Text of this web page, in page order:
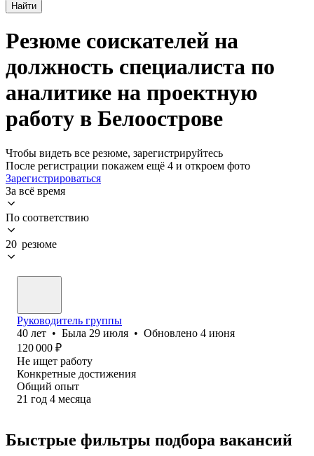
Найти
Резюме соискателей на
должность специалиста по
аналитике на проектную
работу в Белоострове
Чтобы видеть все резюме, зарегистрируйтесь
После регистрации покажем ещё 4 и откроем фото
Зарегистрироваться
За всё время
По соответствию
20 резюме
Руководитель группы
40 лет • Была 29 июля • Обновлено 4 июня
120 000 ₽
Не ищет работу
Конкретные достижения
Общий опыт
21 год 4 месяца
Быстрые фильтры подбора вакансий